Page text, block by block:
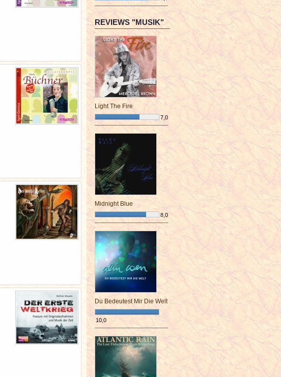
¯¯¯¯¯¯¯¯¯¯¯¯¯¯¯¯¯¯¯¯¯¯¯¯
REVIEWS "MUSIK"
Light The Fire
7,0
¯¯¯¯¯¯¯¯¯¯¯¯¯¯¯¯¯¯¯¯¯¯¯¯
Midnight Blue
8,0
¯¯¯¯¯¯¯¯¯¯¯¯¯¯¯¯¯¯¯¯¯¯¯¯
Du Bedeutest Mir Die Welt
10,0
¯¯¯¯¯¯¯¯¯¯¯¯¯¯¯¯¯¯¯¯¯¯¯¯